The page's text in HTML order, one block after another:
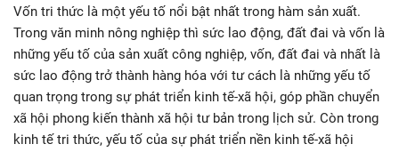
Vốn tri thức là một yếu tố nổi bật nhất trong hàm sản xuất.
Trong văn minh nông nghiệp thì sức lao động, đất đai và vốn là
những yếu tố của sản xuất công nghiệp, vốn, đất đai và nhất là
sức lao động trở thành hàng hóa với tư cách là những yếu tố
quan trọng trong sự phát triển kinh tế-xã hội, góp phần chuyển
xã hội phong kiến thành xã hội tư bản trong lịch sử. Còn trong
kinh tế tri thức, yếu tố của sự phát triển nền kinh tế-xã hội